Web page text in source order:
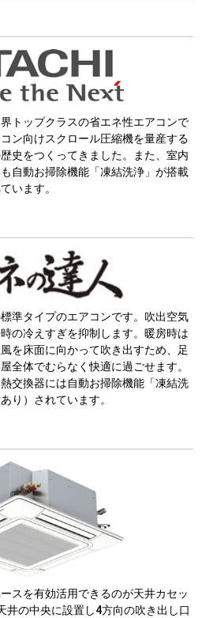
トップクラスの省エネ性エアコンで
ン向けスクロール圧縮機を量産する
史をつくってきました。また、室内
自動お掃除機能「凍結洗浄」が搭載
います。
準タイプのエアコンです。吹出空気
の冷えすぎを抑制します。暖房時は
を床面に向かって吹き出すため、足
全体でむらなく快適に過ごせます。
交換器には自動お掃除機能「凍結洗
り）されています。
スを有効活用できるのが天井カセッ
井の中央に設置し4方向の吹き出し口